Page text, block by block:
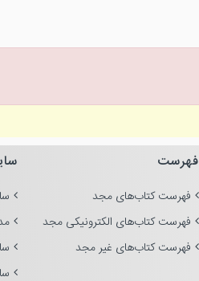
فهرست
فهرست کتاب‌های مجد
فهرست کتاب‌های الکترونیکی مجد
فهرست کتاب‌های غیر مجد